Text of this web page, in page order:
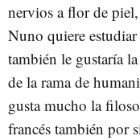
nervios a flor de
Nuno quiere
también le gustaría
de la rama de
gusta mucho la
francés también por